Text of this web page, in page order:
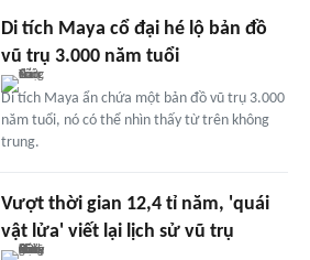
Di tích Maya cổ đại hé lộ bản đồ
vũ trụ 3.000 năm tuổi
Di tích Maya ẩn chứa một bản đồ vũ trụ 3.000
năm tuổi, nó có thể nhìn thấy từ trên không
trung.
Vượt thời gian 12,4 tỉ năm, 'quái
vật lửa' viết lại lịch sử vũ trụ